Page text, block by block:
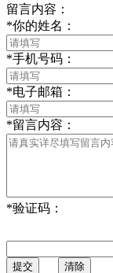
留言内容：
*你的姓名：
*手机号码：
*电子邮箱：
*留言内容：
*验证码：
提交 清除